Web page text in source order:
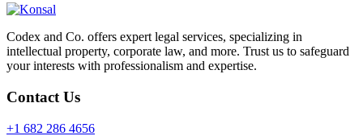
Codex and Co. offers expert legal services, specializing in
intellectual property, corporate law, and more. Trust us to safeguard
your interests with professionalism and expertise.
Contact Us
+1 682 286 4656